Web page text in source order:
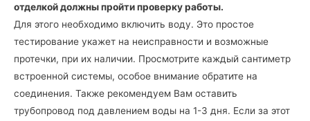
отделкой должны пройти проверку работы.
Для этого необходимо включить воду. Это простое
тестирование укажет на неисправности и возможные
протечки, при их наличии. Просмотрите каждый сантиметр
встроенной системы, особое внимание обратите на
соединения. Также рекомендуем Вам оставить
трубопровод под давлением воды на 1-3 дня. Если за этот